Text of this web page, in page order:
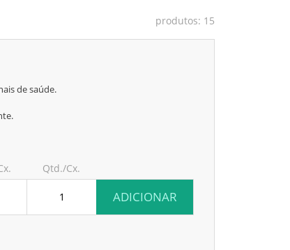
produtos: 15
de saúde.
Qtd./Cx.
ADICIONAR